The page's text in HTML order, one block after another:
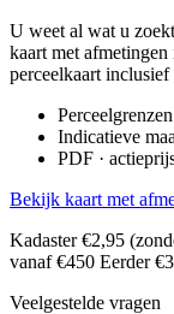
U weet al wat u
kaart met
perceelkaart
Indicatieve
PDF ·
Bekijk kaart met
Kadaster €2,95
vanaf €450 Eerder
Veelgestelde vragen